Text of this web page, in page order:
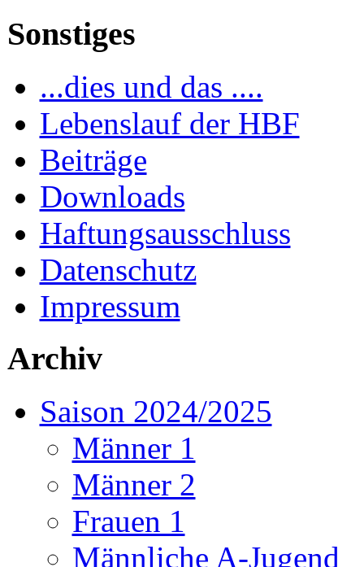
Sonstiges
...dies und das ....
Lebenslauf der HBF
Beiträge
Downloads
Haftungsausschluss
Datenschutz
Impressum
Archiv
Saison 2024/2025
Männer 1
Männer 2
Frauen 1
Männliche A-Jugend